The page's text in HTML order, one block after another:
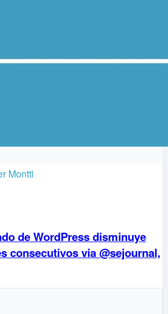
Montti
de WordPress disminuye
consecutivos via @sejournal,